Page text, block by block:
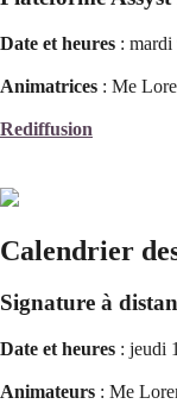
Date et heures : mardi
Animatrices : Me
Rediffusion
Calendrier
Signature à
Date et heures : jeudi
Animateurs : Me